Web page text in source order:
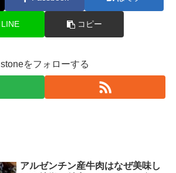
LINE コピー
stoneをフォローする
アルゼンチン産牛肉はなぜ美味し